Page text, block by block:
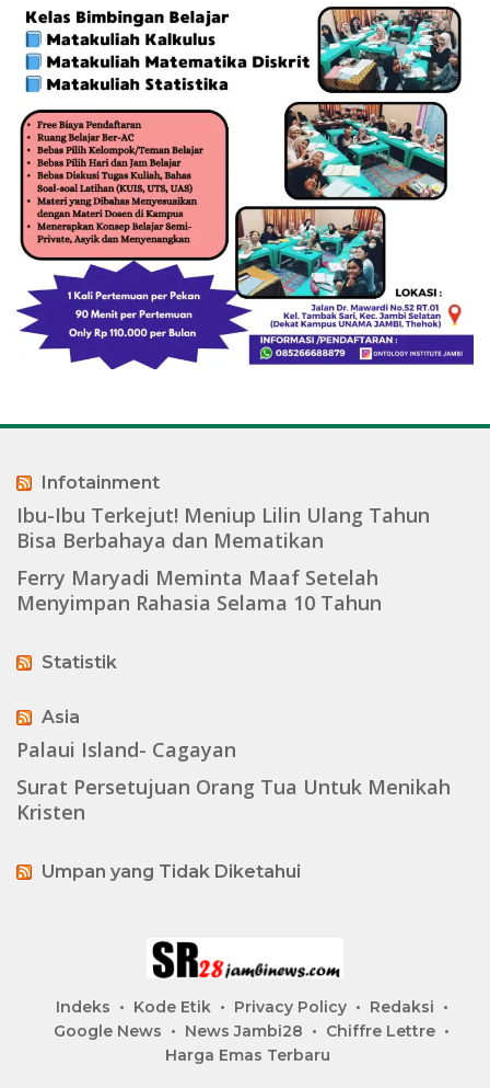
Infotainment
Ibu-Ibu Terkejut! Meniup Lilin Ulang Tahun
Bisa Berbahaya dan Mematikan
Ferry Maryadi Meminta Maaf Setelah
Menyimpan Rahasia Selama 10 Tahun
Statistik
Asia
Palaui Island- Cagayan
Surat Persetujuan Orang Tua Untuk Menikah
Kristen
Umpan yang Tidak Diketahui
Indeks Kode Etik Privacy Policy
Redaksi
Google News
News Jambi28
Chiffre Lettre
Harga Emas Terbaru